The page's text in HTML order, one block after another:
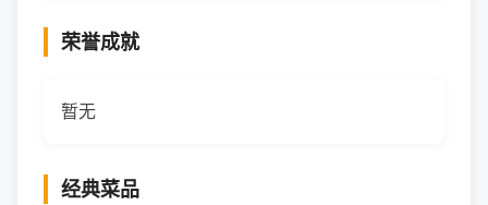
荣誉成就
暂无
经典菜品